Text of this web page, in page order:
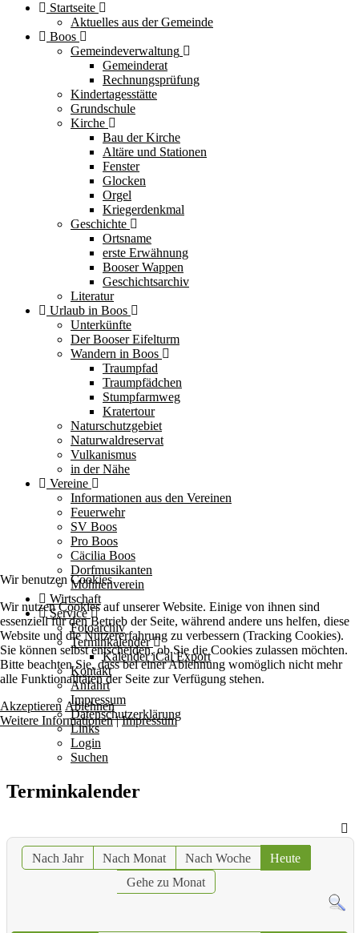
Startseite
Aktuelles aus der Gemeinde
Boos
Gemeindeverwaltung
Gemeinderat
Rechnungsprüfung
Kindertagesstätte
Grundschule
Kirche
Bau der Kirche
Altäre und Stationen
Fenster
Glocken
Orgel
Kriegerdenkmal
Geschichte
Ortsname
erste Erwähnung
Booser Wappen
Geschichtsarchiv
Literatur
Urlaub in Boos
Unterkünfte
Der Booser Eifelturm
Wandern in Boos
Traumpfad
Traumpfädchen
Stumpfarmweg
Kratertour
Naturschutzgebiet
Naturwaldreservat
Vulkanismus
in der Nähe
Vereine
Informationen aus den Vereinen
Feuerwehr
SV Boos
Pro Boos
Cäcilia Boos
Dorfmusikanten
Möhnenverein
Wirtschaft
Service
Fotoarchiv
Terminkalender
Kalender iCal Export
Kontakt
Anfahrt
Impressum
Datenschutzerklärung
Links
Login
Suchen
Terminkalender
Nach Jahr Nach Monat Nach Woche
Heute
Gehe zu Monat
Wir benutzen Cookies
Wir nutzen Cookies auf unserer Website. Einige von ihnen sind
essenziell für den Betrieb der Seite, während andere uns helfen, diese
Website und die Nutzererfahrung zu verbessern (Tracking Cookies).
Sie können selbst entscheiden, ob Sie die Cookies zulassen möchten.
Bitte beachten Sie, dass bei einer Ablehnung womöglich nicht mehr
alle Funktionalitäten der Seite zur Verfügung stehen.
Akzeptieren Ablehnen
Weitere Informationen|Impressum